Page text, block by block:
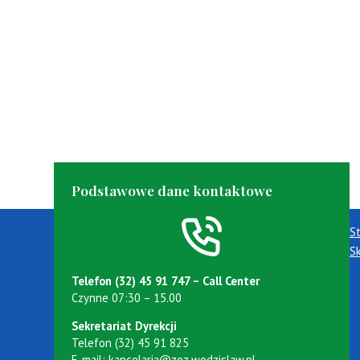
Podstawowe dane kontaktowe
Telefon (32) 45 91 747 – Call Center
Czynne 07:30 – 15.00
Sekretariat Dyrekcji
Telefon (32) 45 91 825